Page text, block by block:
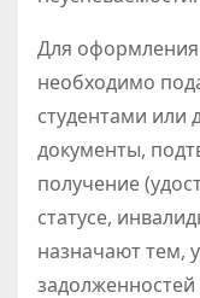
Для
необходимо
студентами или
документы,
получение
статусе,
назначают тем,
задолженностей